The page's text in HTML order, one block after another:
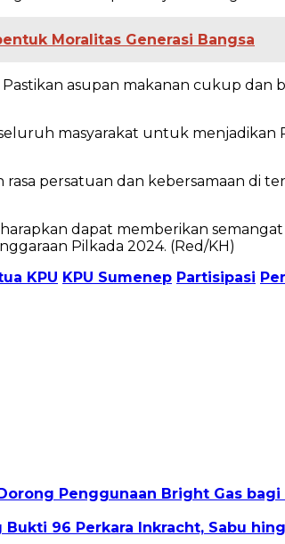
Moralitas Generasi Bangsa
asupan makanan cukup
masyarakat untuk
rasa persatuan dan kebersamaan di
dapat memberikan
Pilkada 2024. (Red/KH)
KPU KPU Sumenep Partisipasi
Penggunaan Bright Gas
96 Perkara Inkracht, Sabu